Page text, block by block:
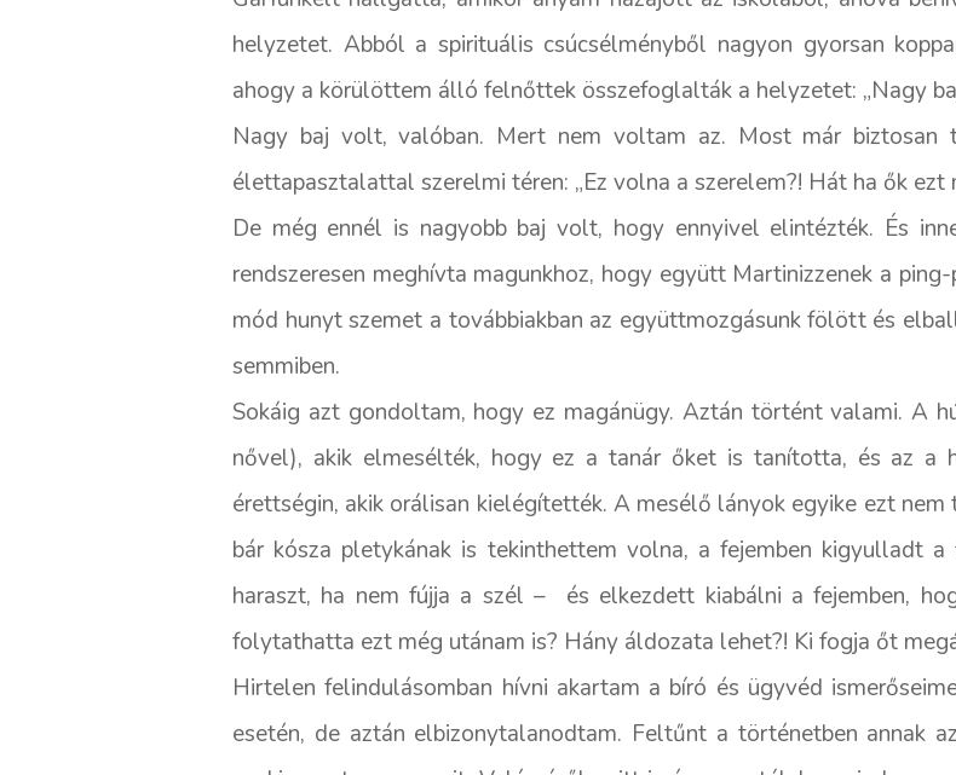
helyzetet. Abból a spirituális csúcsélményből nagyon gyorsan
ahogy a körülöttem álló felnőttek összefoglalták a helyzetet: „Nagy
Nagy baj volt, valóban. Mert nem voltam az. Most már biztosan
élettapasztalattal szerelmi téren: „Ez volna a szerelem?! Hát ha ők ezt
De még ennél is nagyobb baj volt, hogy ennyivel elintézték. És
rendszeresen meghívta magunkhoz, hogy együtt Martinizzenek a
mód hunyt szemet a továbbiakban az együttmozgásunk fölött és
semmiben.
Sokáig azt gondoltam, hogy ez magánügy. Aztán történt valami. A
nővel), akik elmesélték, hogy ez a tanár őket is tanította, és az
érettségin, akik orálisan kielégítették. A mesélő lányok egyike ezt
bár kósza pletykának is tekinthettem volna, a fejemben kigyulladt
haraszt, ha nem fújja a szél – és elkezdett kiabálni a fejemben,
folytathatta ezt még utánam is? Hány áldozata lehet?! Ki fogja őt
Hirtelen felindulásomban hívni akartam a bíró és ügyvéd
esetén, de aztán elbizonytalanodtam. Feltűnt a történetben annak